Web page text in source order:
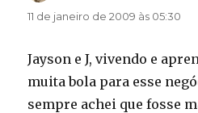
11 de janeiro de 2009 às 05:30
Jayson e J, vivendo e
muita bola para esse
sempre achei que fosse